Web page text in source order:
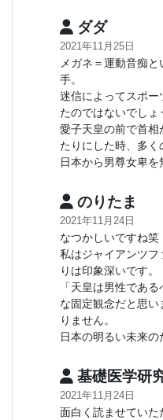
ダダ
2021年11月25日
メガネ＝運動音痴
手。
迷信によってスポー
たのではないでしょ
愛子天皇の前で首相
たりにした時、多く
日本から男尊女卑を
のりたま
2021年11月24日
なつかしいですね笑
私はジャイアンツフ
りは印象深いです。
「天皇は男性であ
な固定観念だと思
りません。
日本の明るい未来の
基礎医学研
2021年11月24日
面白く読ませていた